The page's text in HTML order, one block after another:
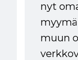
nyt
muun